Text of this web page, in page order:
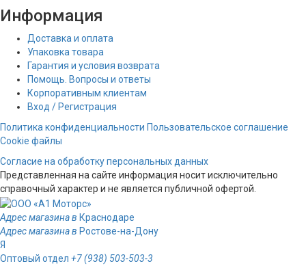
Информация
Доставка и оплата
Упаковка товара
Гарантия и условия возврата
Помощь. Вопросы и ответы
Корпоративным клиентам
Вход / Регистрация
Политика конфиденциальности Пользовательское соглашение
Cookie файлы
Согласие на обработку персональных данных
Представленная на сайте информация носит исключительно
справочный характер и не является публичной офертой.
Адрес магазина в Краснодаре
Адрес магазина в Ростове-на-Дону
Я
Оптовый отдел +7 (938) 503-503-3